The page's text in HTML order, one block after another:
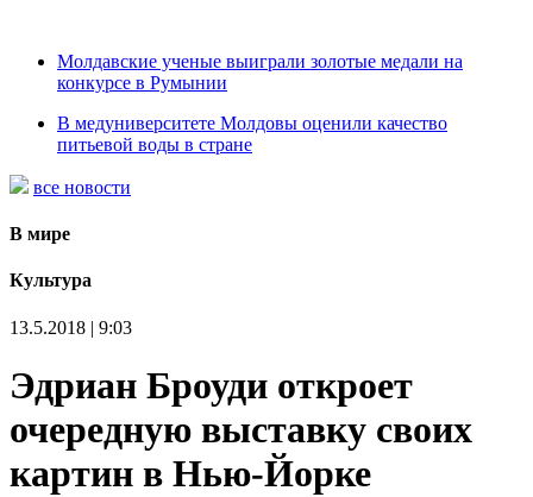
Молдавские ученые выиграли золотые медали на
конкурсе в Румынии
В медуниверситете Молдовы оценили качество
питьевой воды в стране
все новости
В мире
Культура
13.5.2018 | 9:03
Эдриан Броуди откроет
очередную выставку своих
картин в Нью-Йорке